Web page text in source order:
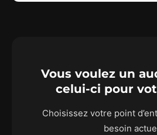
Vous voulez un
celui-ci pour
Choisissez votre point
besoin